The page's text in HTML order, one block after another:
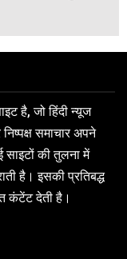
है, जो हिंदी न्यूज
समाचार अपने
साइटों की तुलना में
है। इसकी प्रतिबद्ध
कंटेंट देती है।